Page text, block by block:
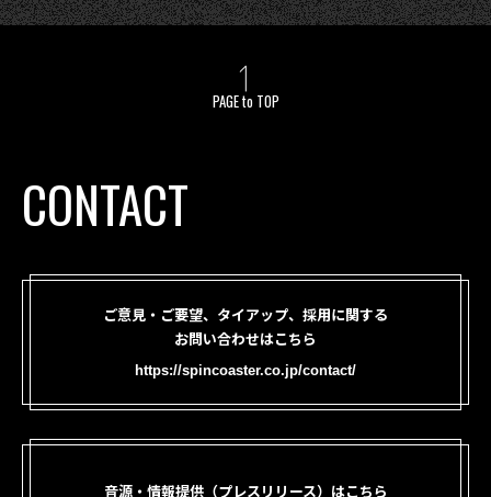
PAGE to TOP
CONTACT
ご意見・ご要望、タイアップ、採用に関する
お問い合わせはこちら
https://spincoaster.co.jp/contact/
音源・情報提供（プレスリリース）はこちら